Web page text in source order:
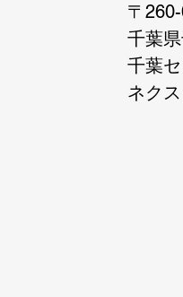
〒260-
千葉県
千葉セ
ネクス